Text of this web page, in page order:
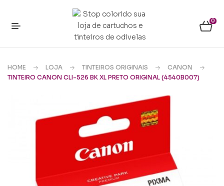
0
HOME LOJA TINTEIROS ORIGINAIS
CANON
TINTEIRO CANON CLI-526 BK XL PRETO ORIGINAL (4540B007)